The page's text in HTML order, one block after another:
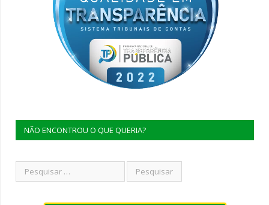
NÃO ENCONTROU O QUE QUERIA?